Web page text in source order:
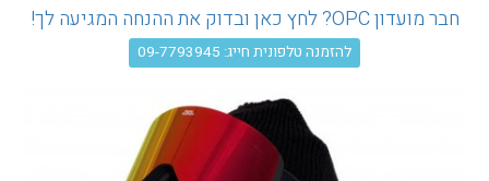
חבר מועדון OPC? לחץ כאן ובדוק את ההנחה המגיעה לך!
להזמנה טלפונית חייג: 09-7793945